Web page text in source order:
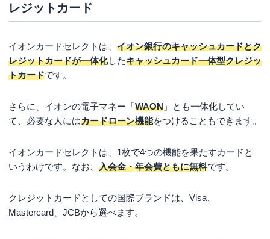
レジットカード
イオンカードセレクトは、 イオン銀行のキャッシュカードとク
レジットカードが一体化したキャッシュカード一体型クレジッ
トカードです。
さらに、イオンの電子マネー「WAON 」とも一体化してい
て、必要な人にはカードローン機能をつけることもできます。
イオンカードセレクトは、1枚で4つの機能を果たすカードと
いうわけです。なお、 入会金・年会費ともに無料です。
クレジットカードとしての国際ブランドは、Visa、
Mastercard、JCBから選べます。